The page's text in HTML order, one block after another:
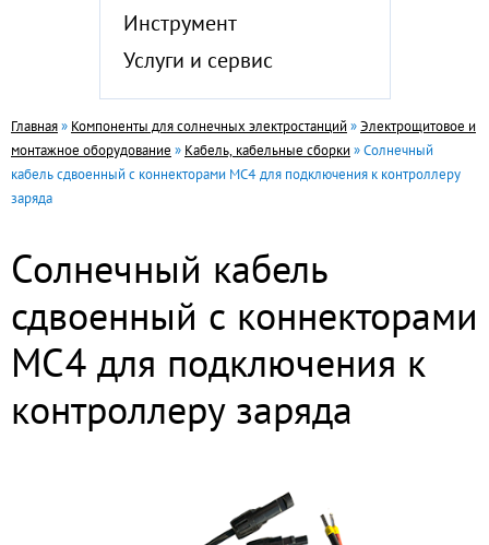
Инструмент
Услуги и сервис
Главная » Компоненты для солнечных электростанций » Электрощитовое и
монтажное оборудование » Кабель, кабельные сборки » Солнечный
кабель сдвоенный с коннекторами МС4 для подключения к контроллеру
заряда
Солнечный кабель
сдвоенный с коннекторами
МС4 для подключения к
контроллеру заряда